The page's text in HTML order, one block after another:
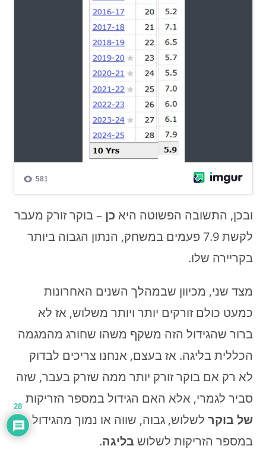
ובכן, התשובה הפשוטה היא כן – בוקר זורק מעבר
לקשת 7.9 פעמים במשחק, הנתון הגבוה ביותר
בקריירה שלו.
מצד שני, מכיוון שבמהלך השנים האחרונות
כמעט כולם זורקים יותר ויותר משלוש, אז לא
ברור שהגידול הזה משקף משהו שחורג מהמגמה
הכללית בליגה. אז בעצם, אנחנו צריכים לבדוק
לא רק אם בוקר זורק יותר ממה שזרק בעבר, שזה
סביר לגמרי, אלא האם הגידול במספר הזריקות
של בוקר לשלוש, גבוה, שווה או נמוך מהגידול
במספר הזריקות לשלוש בליגה.
28